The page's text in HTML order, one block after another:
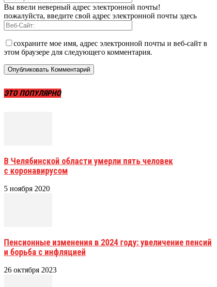
Вы ввели неверный адрес электронной почты!
пожалуйста, введите свой адрес электронной почты здесь
сохраните мое имя, адрес электронной почты и веб-сайт в
этом браузере для следующего комментария.
ЭТО ПОПУЛЯРНО
В Челябинской области умерли пять человек
с коронавирусом
5 ноября 2020
Пенсионные изменения в 2024 году: увеличение пенсий
и борьба с инфляцией
26 октября 2023